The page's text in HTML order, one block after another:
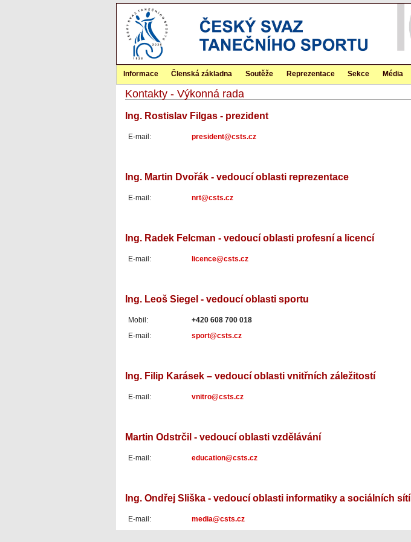
Informace Členská základna Soutěže Reprezentace Sekce Média
Kontakty - Výkonná rada
Ing. Rostislav Filgas - prezident
E-mail: president@csts.cz
Ing. Martin Dvořák - vedoucí oblasti reprezentace
E-mail: nrt@csts.cz
Ing. Radek Felcman - vedoucí oblasti profesní a licencí
E-mail: licence@csts.cz
Ing. Leoš Siegel - vedoucí oblasti sportu
Mobil:
+420 608 700 018
E-mail:
sport@csts.cz
Ing. Filip Karásek – vedoucí oblasti vnitřních záležitostí
E-mail: vnitro@csts.cz
Martin Odstrčil - vedoucí oblasti vzdělávání
E-mail: education@csts.cz
Ing. Ondřej Sliška - vedoucí oblasti informatiky a sociálních sítí
E-mail: media@csts.cz